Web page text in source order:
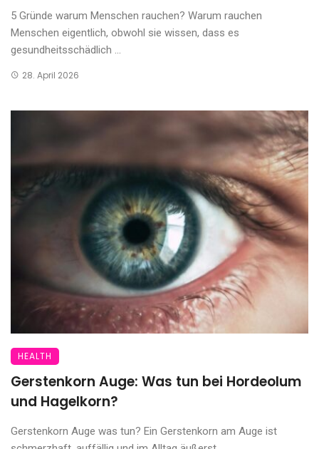
5 Gründe warum Menschen rauchen? Warum rauchen
Menschen eigentlich, obwohl sie wissen, dass es
gesundheitsschädlich ...
28. April 2026
HEALTH
Gerstenkorn Auge: Was tun bei Hordeolum
und Hagelkorn?
Gerstenkorn Auge was tun? Ein Gerstenkorn am Auge ist